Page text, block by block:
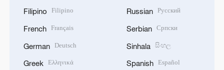
Filipino Filipino
French Français
German Deutsch
Greek Ελληνικά
Russian Русский
Serbian Српски
Sinhala සිංහල
Spanish Español